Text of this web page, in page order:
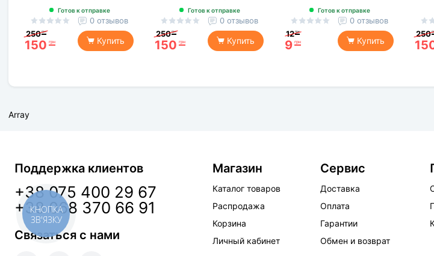
Готов к отправке
0 отзывов
250 грн
150 грн Купить
Готов к отправке
0 отзывов
250 грн
150 грн Купить
Готов к отправке
0 отзывов
12 грн
9 грн Купить
250
Array
Поддержка клиентов
+38 075 400 29 67
+38 068 370 66 91
Связаться с нами
Магазин
Каталог товаров
Распродажа
Корзина
Личный кабинет
Сервис
Доставка
Оплата
Гарантии
Обмен и возврат
КНОПКА
ЗВ'ЯЗКУ